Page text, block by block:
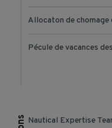
Pécule de vacances
Nautical Expertise